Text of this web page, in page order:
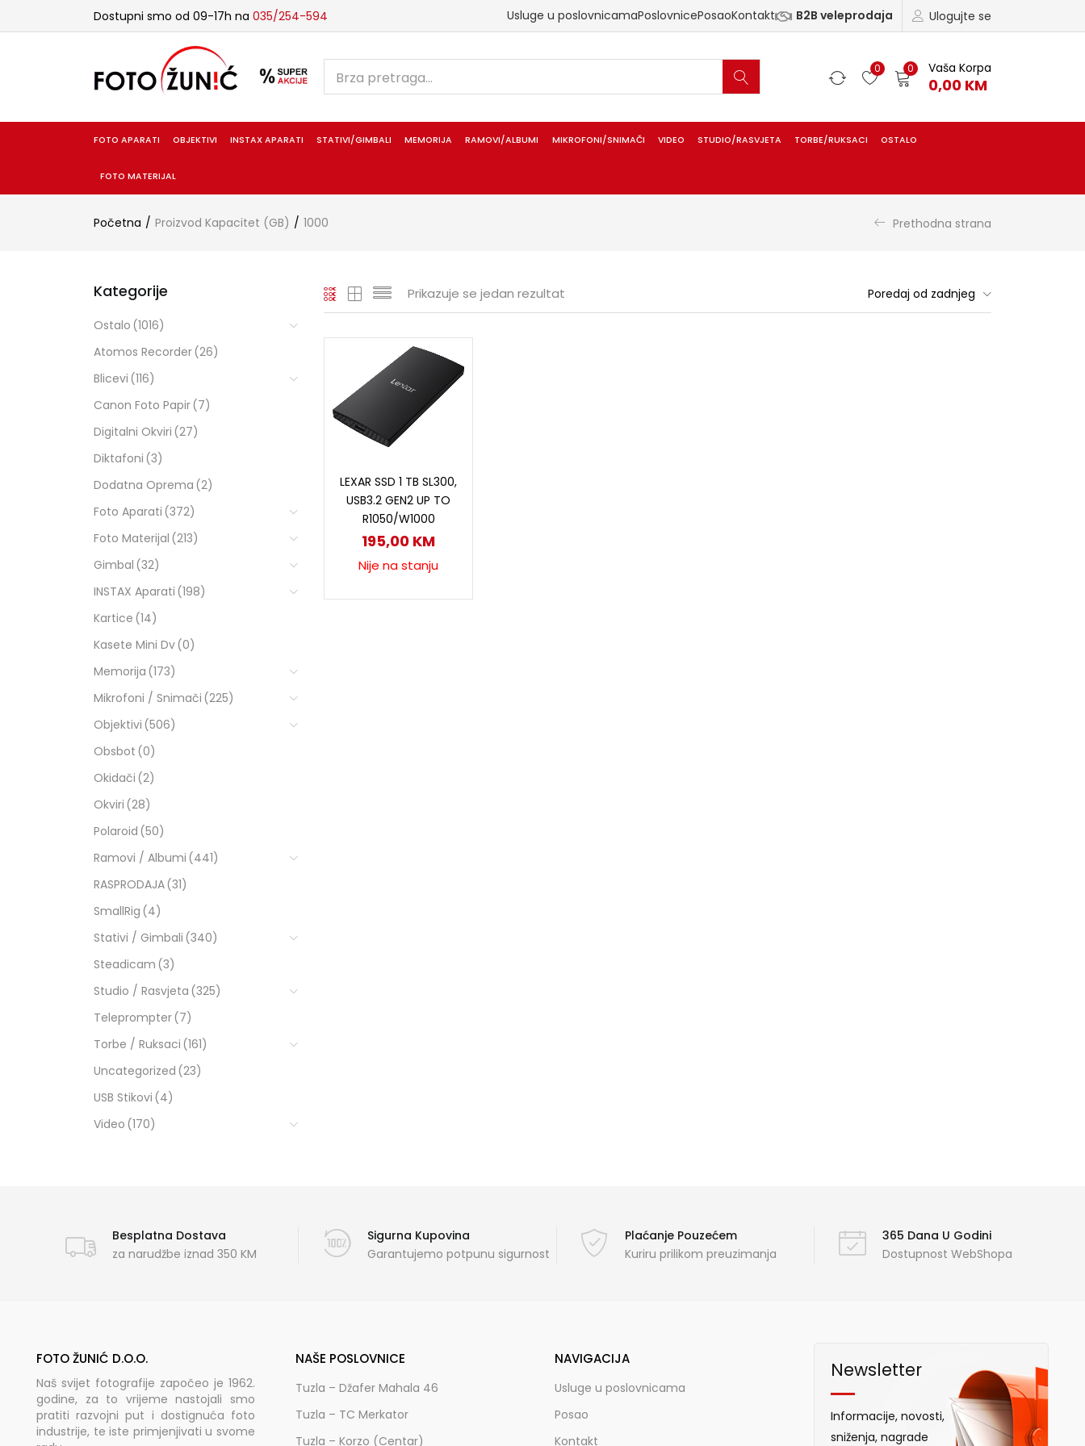
Dostupni smo od 09-17h na 035/254-594 Ulogujte se
Usluge u poslovnicamaPoslovnicePosaoKontakt B2B veleprodaja
0 0 Vaša Korpa
0,00 KM
FOTO APARATI OBJEKTIVI INSTAX APARATI STATIVI/GIMBALI MEMORIJA RAMOVI/ALBUMI MIKROFONI/SNIMAČI VIDEO STUDIO/RASVJETA TORBE/RUKSACI OSTALO
FOTO MATERIJAL
Početna Proizvod Kapacitet (GB) 1000 Prethodna strana
Prikazuje se jedan rezultat Poredaj od zadnjeg
LEXAR SSD 1 TB SL300,
USB3.2 GEN2 UP TO
R1050/W1000
195,00 KM
Nije na stanju
Kategorije
Ostalo (1016)
Atomos Recorder(26)
Blicevi (116)
Canon Foto Papir(7)
Digitalni Okviri (27)
Diktafoni (3)
Dodatna Oprema (2)
Foto Aparati (372)
Foto Materijal (213)
Gimbal (32)
INSTAX Aparati (198)
Kartice (14)
Kasete Mini Dv(0)
Memorija (173)
Mikrofoni / Snimači (225)
Objektivi (506)
Obsbot (0)
Okidači (2)
Okviri (28)
Polaroid (50)
Ramovi / Albumi (441)
RASPRODAJA(31)
SmallRig (4)
Stativi / Gimbali (340)
Steadicam (3)
Studio / Rasvjeta (325)
Teleprompter(7)
Torbe / Ruksaci (161)
Uncategorized (23)
USB Stikovi (4)
Video (170)
Besplatna Dostava
za narudžbe iznad 350 KM
Sigurna Kupovina
Garantujemo potpunu sigurnost
Plaćanje Pouzećem
Kuriru prilikom preuzimanja
365 Dana U Godini
Dostupnost WebShopa
FOTO ŽUNIĆ D.O.O.
Naš svijet fotografije započeo je 1962.
godine, za to vrijeme nastojali smo
pratiti razvojni put i dostignuća foto
industrije, te iste primjenjivati u svome
NAŠE POSLOVNICE
Tuzla – Džafer Mahala 46
Tuzla – TC Merkator
Tuzla – Korzo (Centar)
NAVIGACIJA
Usluge u poslovnicama
Posao
Kontakt
Newsletter
Informacije, novosti,
sniženja, nagrade